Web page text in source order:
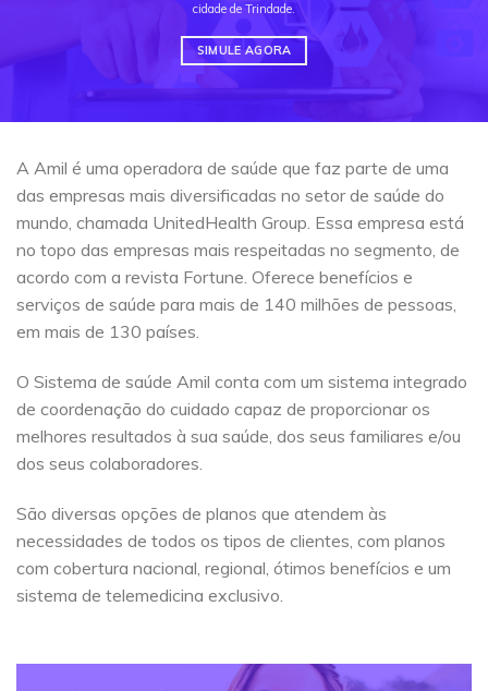
cidade de Trindade.
SIMULE AGORA
A Amil é uma operadora de saúde que faz parte de uma
das empresas mais diversificadas no setor de saúde do
mundo, chamada UnitedHealth Group. Essa empresa está
no topo das empresas mais respeitadas no segmento, de
acordo com a revista Fortune. Oferece benefícios e
serviços de saúde para mais de 140 milhões de pessoas,
em mais de 130 países.
O Sistema de saúde Amil conta com um sistema integrado
de coordenação do cuidado capaz de proporcionar os
melhores resultados à sua saúde, dos seus familiares e/ou
dos seus colaboradores.
São diversas opções de planos que atendem às
necessidades de todos os tipos de clientes, com planos
com cobertura nacional, regional, ótimos benefícios e um
sistema de telemedicina exclusivo.